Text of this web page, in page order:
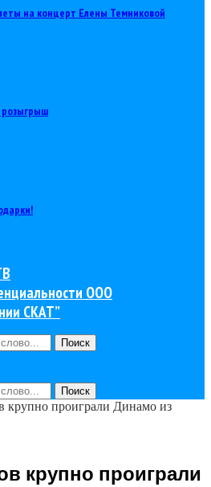
на концерт Елены Темниковой
ООО
СКАТ”
Поиск
Поиск
крупно проиграли Динамо из
крупно проиграли